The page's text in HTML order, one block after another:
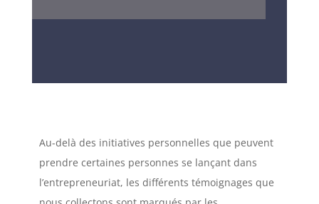
Au-delà des initiatives personnelles que peuvent
prendre certaines personnes se lançant dans
l’entrepreneuriat, les différents témoignages que